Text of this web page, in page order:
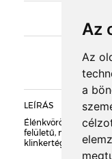
Az
Az
a
LEÍRÁS
Élénkvörös-
felületű, magyar
klinkertégla, dísztégla.